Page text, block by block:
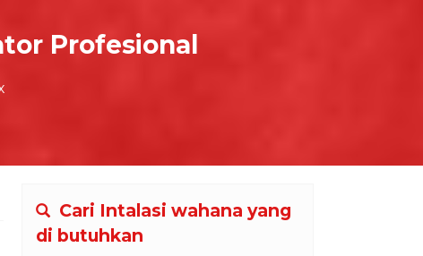
Profesional
Cari Intalasi wahana yang
di butuhkan